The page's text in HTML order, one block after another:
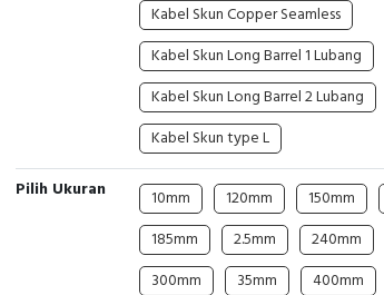
Kabel Skun Copper Seamless
Kabel Skun Long Barrel 1 Lubang
Kabel Skun Long Barrel 2 Lubang
Kabel Skun type L
Pilih Ukuran
10mm 120mm 150mm
185mm
2.5mm 240mm
300mm
35mm 400mm